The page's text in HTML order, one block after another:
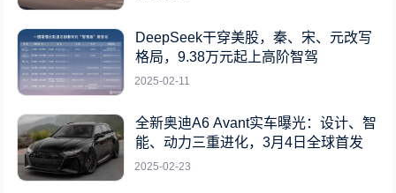
DeepSeek干穿美股，秦、宋、元改写
格局，9.38万元起上高阶智驾
2025-02-11
全新奥迪A6 Avant实车曝光：设计、智
能、动力三重进化，3月4日全球首发
2025-02-23